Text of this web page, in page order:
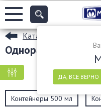
ДА, ВСЕ ВЕРНО
Каталог
Одноразовые
Контейнеры 500 мл